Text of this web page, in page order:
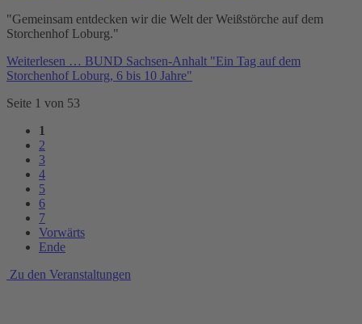
"Gemeinsam entdecken wir die Welt der Weißstörche auf dem
Storchenhof Loburg."
Weiterlesen … BUND Sachsen-Anhalt "Ein Tag auf dem
Storchenhof Loburg, 6 bis 10 Jahre"
Seite 1 von 53
1
2
3
4
5
6
7
Vorwärts
Ende
Zu den Veranstaltungen